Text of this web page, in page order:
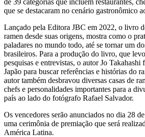
que se destacaram no cenário gastronômico
Lançado pela Editora JBC em 2022, o livro
ramen desde suas origens, mostra como o
paladares no mundo todo, até se tornar um
brasileiros. Para a produção do livro, que
pesquisas e entrevistas, o autor Jo Takahashi
Japão para buscar referências e histórias do
autor também desbravou diversas casas de
chefs e personalidades importantes para a
país ao lado do fotógrafo Rafael Salvador.
Os vencedores serão anunciados no dia 28
uma cerimônia de premiação que será
América Latina.